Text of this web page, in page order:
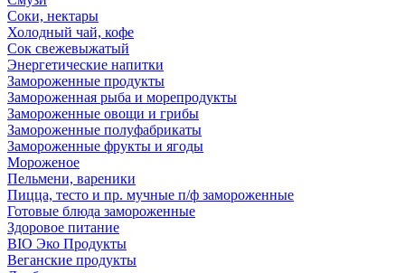
Соки, нектары
Холодный чай, кофе
Сок свежевыжатый
Энергетические напитки
Замороженные продукты
Замороженная рыба и морепродукты
Замороженные овощи и грибы
Замороженные полуфабрикаты
Замороженные фрукты и ягоды
Мороженое
Пельмени, вареники
Пицца, тесто и пр. мучные п/ф замороженные
Готовые блюда замороженные
Здоровое питание
BIO Эко Продукты
Веганские продукты